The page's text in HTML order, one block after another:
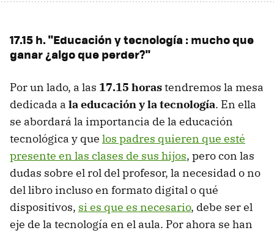
17.15 h. "Educación y tecnología : mucho que
ganar ¿algo que perder?"
Por un lado, a las 17.15 horastendremos la mesa
dedicada a la educación y la tecnología. En ella
se abordará la importancia de la educación
tecnológica y que los padres quieren que esté
presente en las clases de sus hijos, pero con las
dudas sobre el rol del profesor, la necesidad o no
del libro incluso en formato digital o qué
dispositivos, si es que es necesario, debe ser el
eje de la tecnología en el aula. Por ahora se han